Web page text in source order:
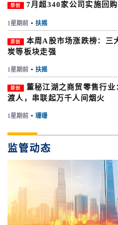
原创 7月超340家公司实施回
1星期前 • 扶摇
原创
本周A股市场涨跌榜：三
炭等板块走强
1星期前 • 扶摇
原创
董秘江湖之商贸零售行
渡人，串联起万千人间烟火
1星期前 • 珊珊
监管动态